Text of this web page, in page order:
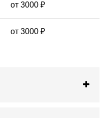
от 3000 ₽
от 3000 ₽